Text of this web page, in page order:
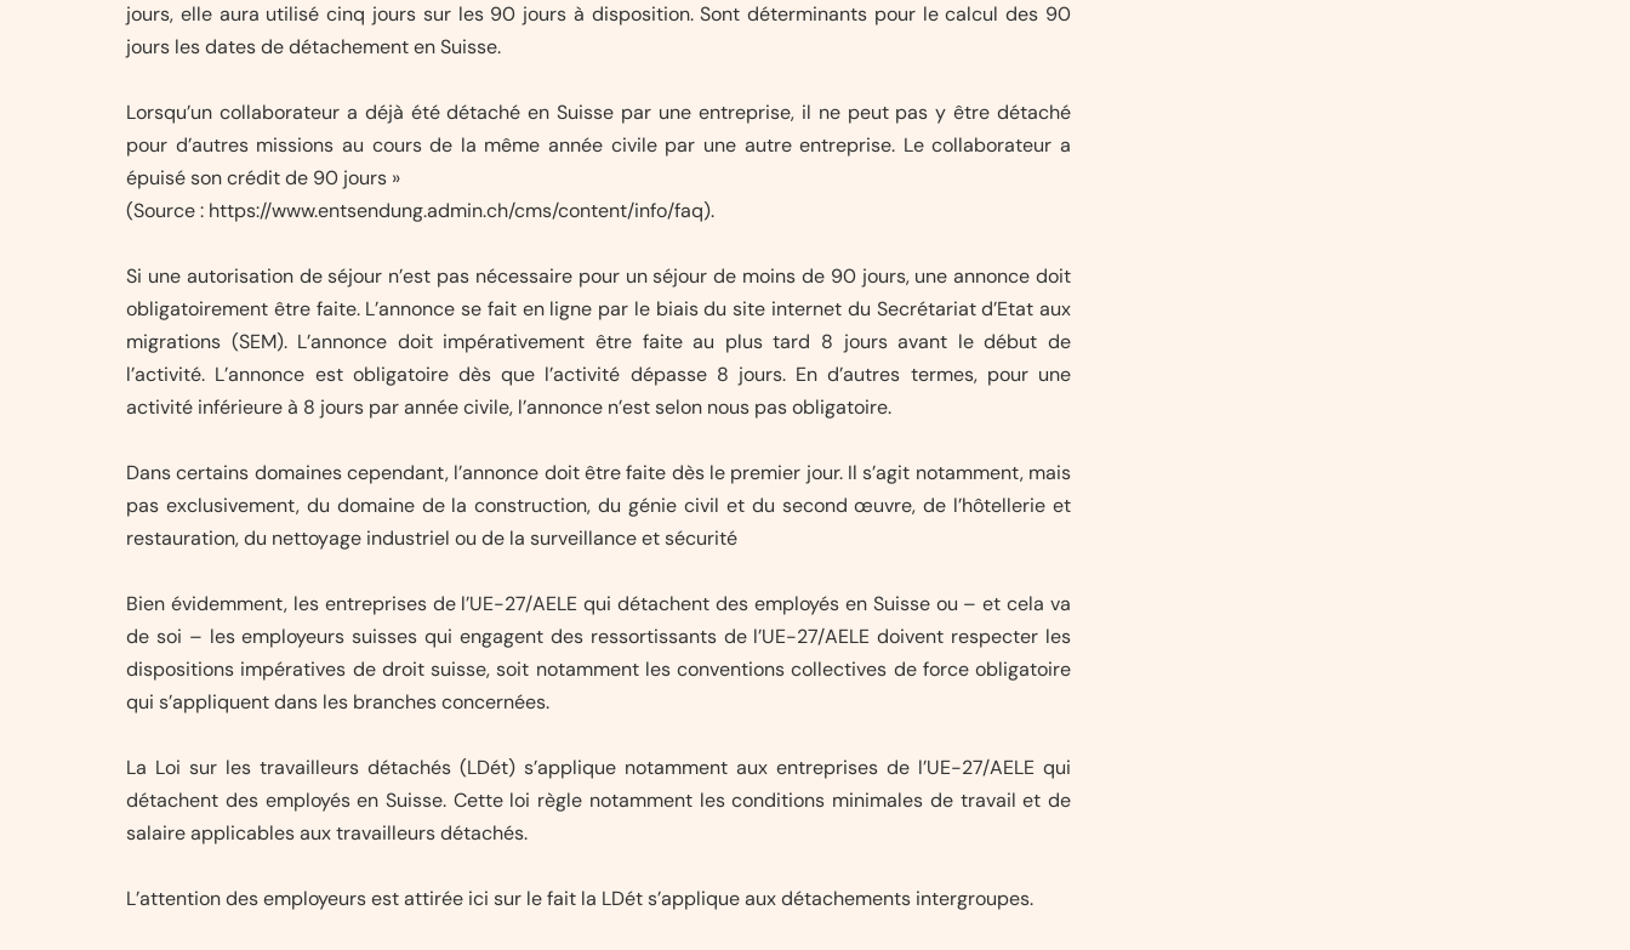
jours, elle aura utilisé cinq jours sur les 90 jours à disposition. Sont déterminants pour le calcul des 90
jours les dates de détachement en Suisse.
Lorsqu’un collaborateur a déjà été détaché en Suisse par une entreprise, il ne peut pas y être détaché
pour d’autres missions au cours de la même année civile par une autre entreprise. Le collaborateur a
épuisé son crédit de 90 jours »
(Source : https://www.entsendung.admin.ch/cms/content/info/faq).
Si une autorisation de séjour n’est pas nécessaire pour un séjour de moins de 90 jours, une annonce doit
obligatoirement être faite. L’annonce se fait en ligne par le biais du site internet du Secrétariat d’Etat aux
migrations (SEM). L’annonce doit impérativement être faite au plus tard 8 jours avant le début de
l’activité. L’annonce est obligatoire dès que l’activité dépasse 8 jours. En d’autres termes, pour une
activité inférieure à 8 jours par année civile, l’annonce n’est selon nous pas obligatoire.
Dans certains domaines cependant, l’annonce doit être faite dès le premier jour. Il s’agit notamment, mais
pas exclusivement, du domaine de la construction, du génie civil et du second œuvre, de l’hôtellerie et
restauration, du nettoyage industriel ou de la surveillance et sécurité
Bien évidemment, les entreprises de l’UE-27/AELE qui détachent des employés en Suisse ou – et cela va
de soi – les employeurs suisses qui engagent des ressortissants de l’UE-27/AELE doivent respecter les
dispositions impératives de droit suisse, soit notamment les conventions collectives de force obligatoire
qui s’appliquent dans les branches concernées.
La Loi sur les travailleurs détachés (LDét) s’applique notamment aux entreprises de l’UE-27/AELE qui
détachent des employés en Suisse. Cette loi règle notamment les conditions minimales de travail et de
salaire applicables aux travailleurs détachés.
L’attention des employeurs est attirée ici sur le fait la LDét s’applique aux détachements intergroupes.